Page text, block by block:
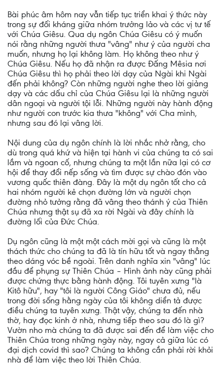
Bài phúc âm hôm nay vẫn tiếp tục triển khai ý thức này
trong sự đối kháng giữa nhóm trưởng lảo và các vị tư tế
với Chúa Giêsu. Qua dụ ngôn Chúa Giêsu có ý muốn
nói rằng những người thưa "vâng" như ý của người cha
muốn, nhưng họ lại không làm. Họ không theo như ý
Chúa Giêsu. Nếu họ đã nhận ra được Đấng Mêsia nơi
Chúa Giêsu thì họ phải theo lời dạy của Ngài khi Ngài
đến phải không? Còn những người nghe theo lời giảng
dạy và các dấu chỉ của Chúa Giêsu lại là những người
dân ngoại và người tội lỗi. Những người này hành động
như người con trước kia thưa "không" với Cha mình,
nhưng sau đó lại vâng lời.
Nội dung của dụ ngôn chính là lời nhắc nhở rằng, cho
dù trong quá khứ và hiện tại hành vi của chúng ta có sai
lầm và ngoan cố, nhưng chúng ta một lần nữa lại có cơ
hội để thay đổi nếp sống và tìm được sự chào đón vào
vương quốc thiên đàng. Đây là một dụ ngôn tốt cho cả
hai nhóm người kẻ chọn đường lớn và người chọn
đường nhỏ tưởng rằng đã vâng theo thánh ý của Thiên
Chúa nhưng thật sụ đã xa rời Ngài và đây chính là
đường lối của Đức Chúa.
Dụ ngôn cũng là một một cách mời gọi và cũng là một
thách thức cho chúng ta đã là tín hữu tốt và ngay thẳng
theo dáng vóc bề ngoài. Trên danh nghĩa xin "vâng" lúc
đầu để phụng sự Thiên Chúa – Hình ảnh này cũng phải
được chứng thực bằng hành động. Tôi tuyên xưng "là
Kitô hữu", hay "tôi là người Công Giáo" chưa đủ, nếu
trong đời sống hằng ngày của tôi không diển tả được
điều chúng ta tuyên xưng. Thật vậy, chúng ta đến nhà
thờ, hay đọc kinh ở nhà, nhưng tiếp theo sau đó là gì?
Vườn nho mà chúng ta đã được sai đến để làm việc cho
Thiên Chúa trong những ngày này, ngay cả giữa lúc có
đại dịch covid thì sao? Chúng ta không cần phải rời khỏi
nhà để làm việc theo lời Thiên Chúa.